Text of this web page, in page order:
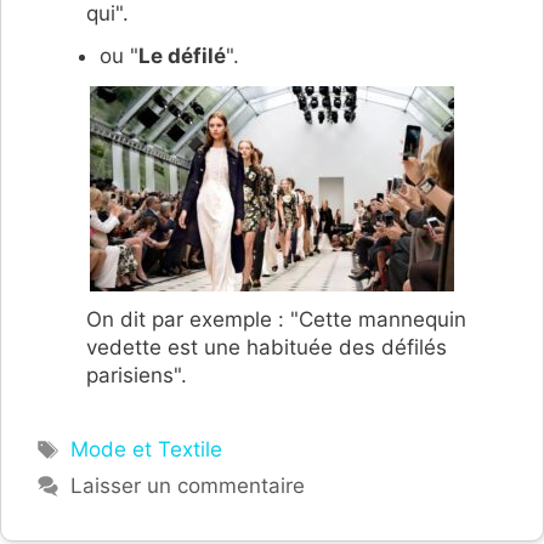
qui".
ou "Le défilé".
On dit par exemple : "Cette mannequin
vedette est une habituée des défilés
parisiens".
Étiquettes
Mode et Textile
Laisser un commentaire